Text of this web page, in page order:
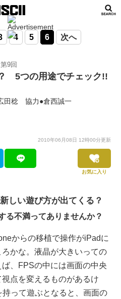
4 5 6 次へ
9回
5つの用途でチェック!!
田稔 協力●倉西誠一
2010年06月08日 12時00分更新
お気に入り
しい遊び方が出てくる？
不満ってありませんか？
からの移植で操作がiPadに
かな。液晶が大きいっての
、FPSの中には画面の中央
点を変えるものがあるけ
って遊ぶとなると、画面の